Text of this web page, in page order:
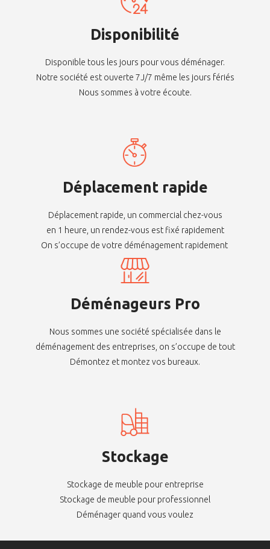
Disponibilité
Disponible tous les jours pour vous déménager.
Notre société est ouverte 7J/7 même les jours fériés
Nous sommes à votre écoute.
Déplacement rapide
Déplacement rapide, un commercial chez-vous
en 1 heure, un rendez-vous est fixé rapidement
On s’occupe de votre déménagement rapidement
Déménageurs Pro
Nous sommes une société spécialisée dans le
déménagement des entreprises, on s’occupe de tout
Démontez et montez vos bureaux.
Stockage
Stockage de meuble pour entreprise
Stockage de meuble pour professionnel
Déménager quand vous voulez